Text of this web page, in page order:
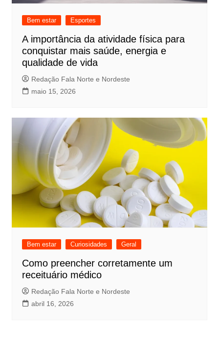
Bem estar Esportes
A importância da atividade física para
conquistar mais saúde, energia e
qualidade de vida
Redação Fala Norte e Nordeste
maio 15, 2026
Bem estar Curiosidades Geral
Como preencher corretamente um
receituário médico
Redação Fala Norte e Nordeste
abril 16, 2026